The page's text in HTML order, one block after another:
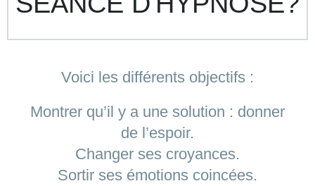
Voici les différents objectifs :
Montrer qu’il y a une solution : donner
de l’espoir.
Changer ses croyances.
Sortir ses émotions coincées.